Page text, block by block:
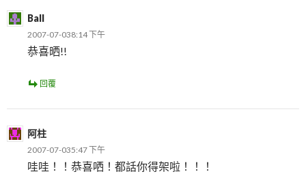
Ball
2007-07-038:14 下午
恭喜晒!!
回覆
阿柱
2007-07-035:47 下午
哇哇！！恭喜哂！都話你得架啦！！！